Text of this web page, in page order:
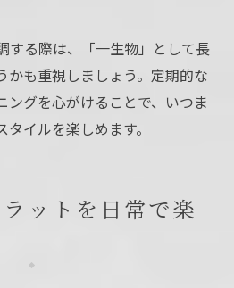
する際は、「一生物」として長
かも重視しましょう。定期的な
ングを心がけることで、いつま
イルを楽しめます。
ットを日常で楽